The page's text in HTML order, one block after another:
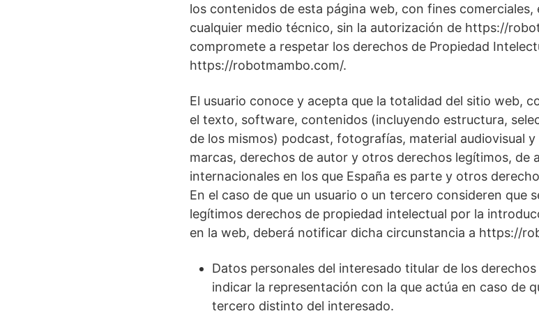
los contenidos de esta página web, con fines
cualquier medio técnico, sin la autorización de https://
compromete a respetar los derechos de Propiedad
https://robotmambo.com/.
El usuario conoce y acepta que la totalidad del sitio web,
el texto, software, contenidos (incluyendo estructura,
de los mismos) podcast, fotografías, material audiovisual
marcas, derechos de autor y otros derechos legítimos, de
internacionales en los que España es parte y otros
En el caso de que un usuario o un tercero consideren que
legítimos derechos de propiedad intelectual por la
en la web, deberá notificar dicha circunstancia a https://
Datos personales del interesado titular de los
indicar la representación con la que actúa en caso de
tercero distinto del interesado.